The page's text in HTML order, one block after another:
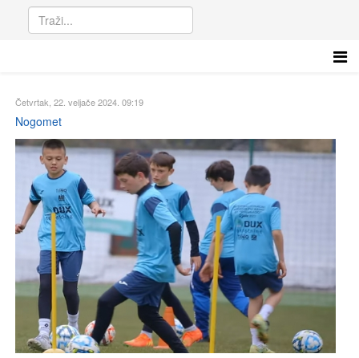
Četvrtak, 22. veljače 2024. 09:19
Nogomet